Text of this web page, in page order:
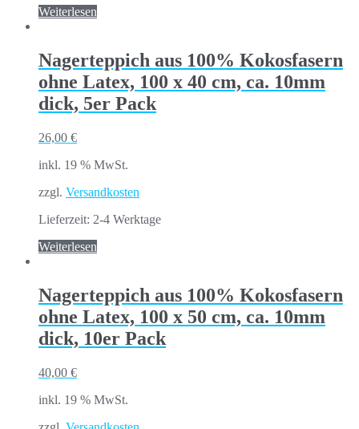
Weiterlesen
Nagerteppich aus 100% Kokosfasern
ohne Latex, 100 x 40 cm, ca. 10mm
dick, 5er Pack
26,00 €
inkl. 19 % MwSt.
zzgl. Versandkosten
Lieferzeit: 2-4 Werktage
Weiterlesen
Nagerteppich aus 100% Kokosfasern
ohne Latex, 100 x 50 cm, ca. 10mm
dick, 10er Pack
40,00 €
inkl. 19 % MwSt.